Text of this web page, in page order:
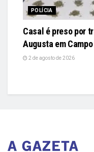
POLÍCIA
Casal é preso por
Augusta em
2 de agosto de 2026